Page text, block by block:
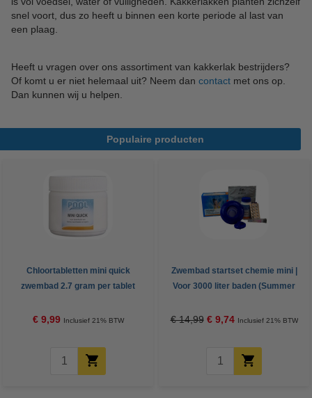
snel voort, dus zo heeft u binnen een korte periode al last van
een plaag.
Heeft u vragen over ons assortiment van kakkerlak bestrijders?
Of komt u er niet helemaal uit? Neem dan contact met ons op.
Dan kunnen wij u helpen.
Populaire producten
Chloortabletten mini quick
zwembad 2.7 gram per tablet
€ 9,99 Inclusief 21% BTW
Zwembad startset chemie mini |
Voor 3000 liter baden (Summer
€ 14,99 € 9,74 Inclusief 21% BTW